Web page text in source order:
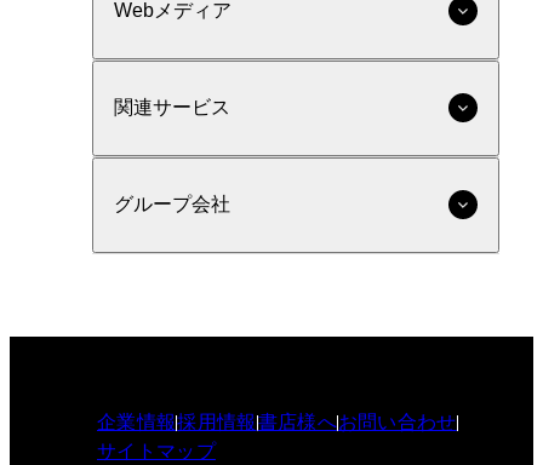
Webメディア
関連サービス
グループ会社
企業情報採用情報書店様へお問い合わせ
サイトマップ